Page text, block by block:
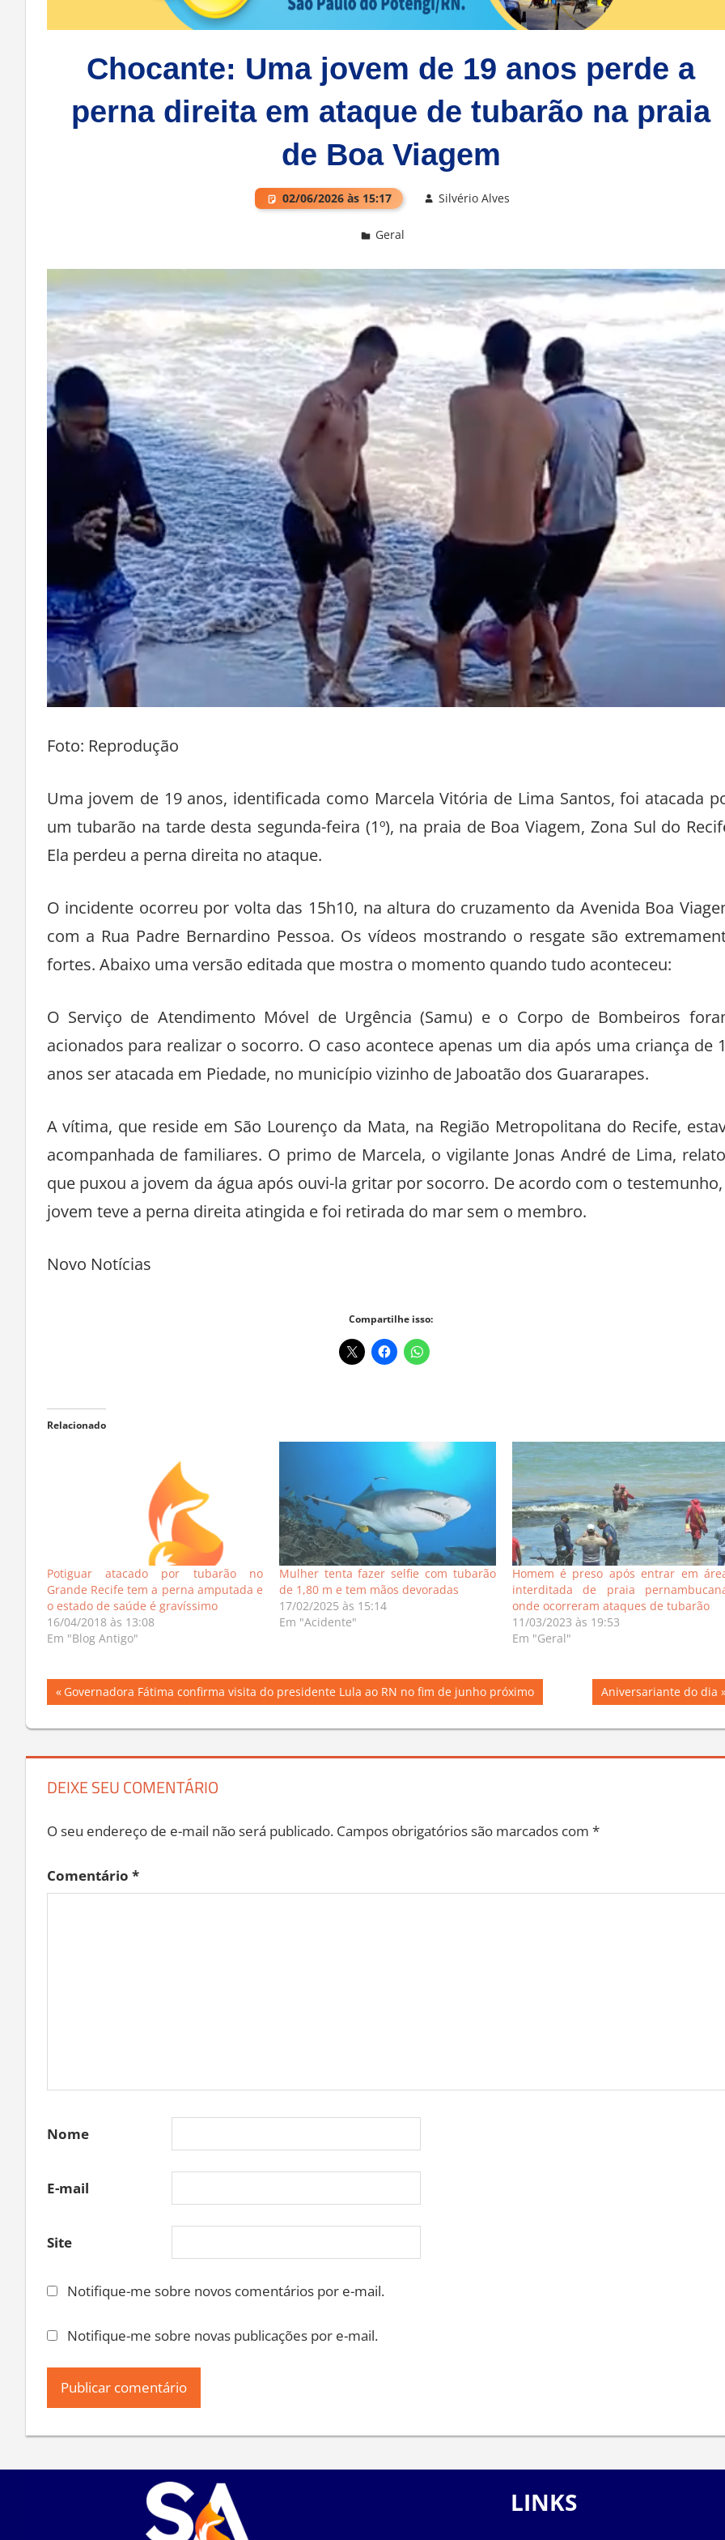
Chocante: Uma jovem de 19 anos perde a
perna direita em ataque de tubarão na praia
de Boa Viagem
02/06/2026 às 15:17
Foto: Reprodução
Uma jovem de 19 anos, identificada como Marcela Vitória de Lima Santos, foi atacada
um tubarão na tarde desta segunda-feira (1º), na praia de Boa Viagem, Zona Sul do
Ela perdeu a perna direita no ataque.
O incidente ocorreu por volta das 15h10, na altura do cruzamento da Avenida Boa
com a Rua Padre Bernardino Pessoa. Os vídeos mostrando o resgate são
fortes. Abaixo uma versão editada que mostra o momento quando tudo aconteceu:
O Serviço de Atendimento Móvel de Urgência (Samu) e o Corpo de Bombeiros
acionados para realizar o socorro. O caso acontece apenas um dia após uma criança de
anos ser atacada em Piedade, no município vizinho de Jaboatão dos Guararapes.
A vítima, que reside em São Lourenço da Mata, na Região Metropolitana do Recife,
acompanhada de familiares. O primo de Marcela, o vigilante Jonas André de Lima,
que puxou a jovem da água após ouvi-la gritar por socorro. De acordo com o
jovem teve a perna direita atingida e foi retirada do mar sem o membro.
Novo Notícias
Compartilhe isso:
Potiguar atacado por tubarão no
Grande Recife tem a perna amputada e
o estado de saúde é gravíssimo
16/04/2018 às 13:08
Em "Blog Antigo"
Mulher tenta fazer selfie com tubarão
de 1,80 m e tem mãos devoradas
17/02/2025 às 15:14
Em "Acidente"
Homem é preso após entrar em
interditada de praia
onde ocorreram ataques de tubarão
11/03/2023 às 19:53
Em "Geral"
Navegação
de
Post
Previous
Governadora Fátima confirma visita do presidente Lula ao RN no fim de junho próximo
Next
Aniversariante do dia
DEIXE SEU COMENTÁRIO
O seu endereço de e-mail não será publicado. Campos obrigatórios são marcados com
Comentário
Nome
E-mail
Site
Notifique-me sobre novos comentários por e-mail.
Notifique-me sobre novas publicações por e-mail.
LINKS